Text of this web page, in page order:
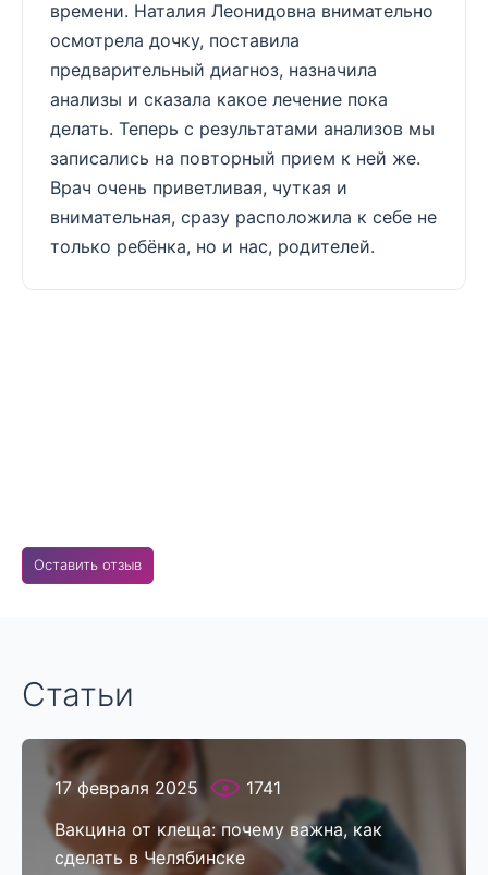
времени. Наталия Леонидовна внимательно
осмотрела дочку, поставила
предварительный диагноз, назначила
анализы и сказала какое лечение пока
делать. Теперь с результатами анализов мы
записались на повторный прием к ней же.
Врач очень приветливая, чуткая и
внимательная, сразу расположила к себе не
только ребёнка, но и нас, родителей.
Оставить отзыв
Статьи
17 февраля 2025
1741
Вакцина от клеща: почему важна, как
сделать в Челябинске